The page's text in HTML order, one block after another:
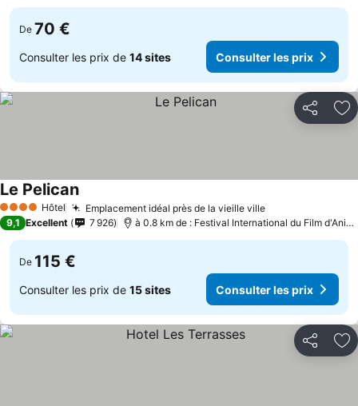
De 70 €
Consulter les prix de 14 sites Consulter les prix
Partager
4 Étoiles Hôtel Emplacement idéal près de la vieille villeConsulter les
Le PelicanConsulter les prix
9,1 Excellent 7 926 à 0.8 km de : Festival International du Film
De 115 €
Consulter les prix de 15 sites Consulter les prix
Partager